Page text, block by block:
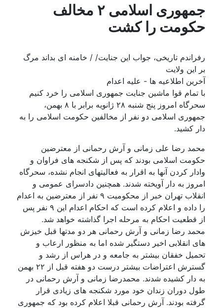
جمهوری اسلامی ۲ مخالف
حکومت را کشت
رفراندم تاریخی، جواب این جنایت/ / خامنه ای بداند مرگ
بر این ولایت
آخرین اطلاعیه ها - علیه اعدام
با تمام قوا ماشین جنایت جمهوری اسلامی را خرد کنیم
سحرگاه امروز پنج شنبه ۲۸ ژانویه برابر با ۸ بهمن،
جمهوری اسلامی دو نفر از مخالفین حکومت اسلامی را به
دار کشید.
محمد رضا علی زمانی و آرش رحمانی از معترضین
حکومت اسلامی بودند که پس از شکنجه های فراوان و
وادار کردن آنها به اقرار به فعالیتهای انجام نشده، سحرگاه
امروز به دار آویخته شدند. همچنین دادسرای عمومی و
انقلاب تهران خبر از محکومیت ۹ نفر از معترضین به اعدام
را داده و اعلام کرده است که احکام اعدام این ۹ نفر پس
از قطعیت احکام به مرحله اجرا گذاشته خواهد شد.
محمد رضا زمانی و آرش رحمانی هر دو مدتها قبل خیزش
های انقلابی اخیر دستگیر شده اما به منظور ارعاب و
تحمیل خفقان بیشتر به جامعه و در هراس از رشد و
گسترش اعتراضات بیشتر درست دو هفته قبل از ۲۲ بهمن
به دار کشیده شدند. محمدرضا زمانی و آرش رحمانی در
طول دوران زندان خود مورد شکنجه های زیادی قرار
گرفته بودند. آرش رحمانی قبلا اعلام کرده بود که جمهوری